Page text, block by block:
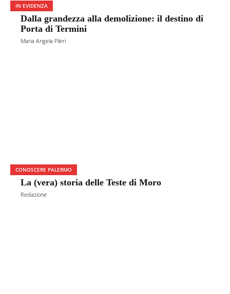
IN EVIDENZA
Dalla grandezza alla demolizione: il destino di
Porta di Termini
Maria Angela Pileri
CONOSCERE PALERMO
La (vera) storia delle Teste di Moro
Redazione